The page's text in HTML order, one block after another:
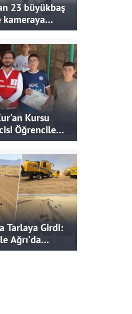
23 büyükbaş
kameraya
Kursu
Öğrencilere
Tarlaya Girdi:
Ağrı'da